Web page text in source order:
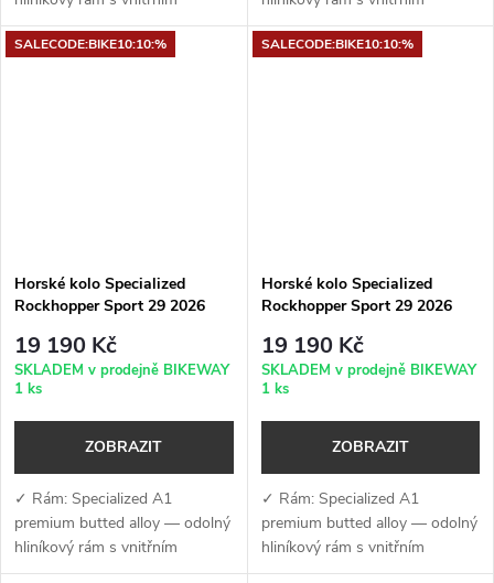
vedením kabelů, úchyty na
nosič a kompatibilitou s
vedením kabelů, úchyty na
nosič a kompatibilitou s
SALECODE:BIKE10:10:%
Horské kolo Specialized
Rockhopper Sport 29 2026
19 190 Kč
SKLADEM v prodejně BIKEWAY
1 ks
ZOBRAZIT
✓ Rám: Specialized A1
premium butted alloy — odolný
hliníkový rám s vnitřním
vedením kabelů, úchyty na
SALECODE:BIKE10:10:%
Horské kolo Specialized
Rockhopper Sport 29 2026
19 190 Kč
SKLADEM v prodejně BIKEWAY
1 ks
ZOBRAZIT
✓ Rám: Specialized A1
premium butted alloy — odolný
hliníkový rám s vnitřním
vedením kabelů, úchyty na